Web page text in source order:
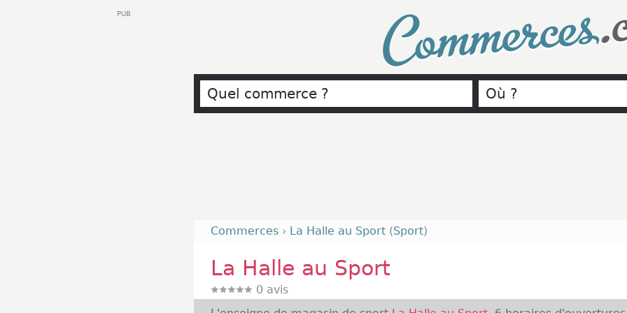
Commerces
Commerces › La Halle au Sport (Sport)
La Halle au Sport
0 avis
PUB